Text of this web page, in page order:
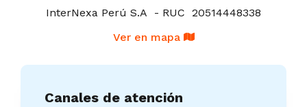
InterNexa Perú S.A - RUC 20514448338
Ver en mapa
Canales de atención